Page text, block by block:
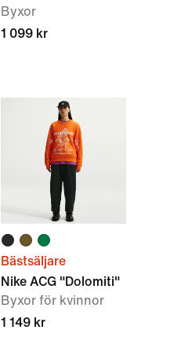
Byxor
1 099 kr
Bästsäljare
Nike ACG "Dolomiti"
Byxor för kvinnor
1 149 kr